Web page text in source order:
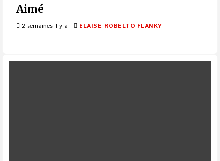
Aimé
2 semaines il y a BLAISE ROBELTO FLANKY